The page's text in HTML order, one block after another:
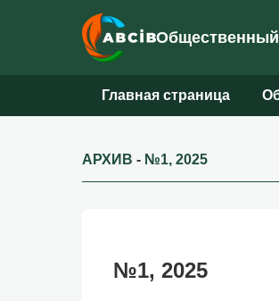
Общественный
Главная страница
АРХИВ - №1, 2025
№1, 2025